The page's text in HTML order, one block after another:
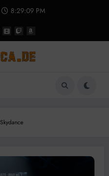
8:29:09 PM
Skydance